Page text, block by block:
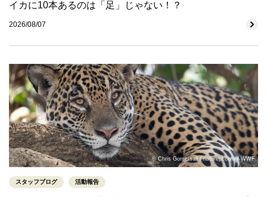
イカに10本あるのは「足」じゃない！？
2026/08/07
© Chris Gomersall / naturepl.com / WWF
スタッフブログ 活動報告